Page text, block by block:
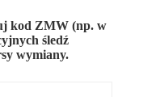
kod ZMW (np. w
śledź
wymiany.